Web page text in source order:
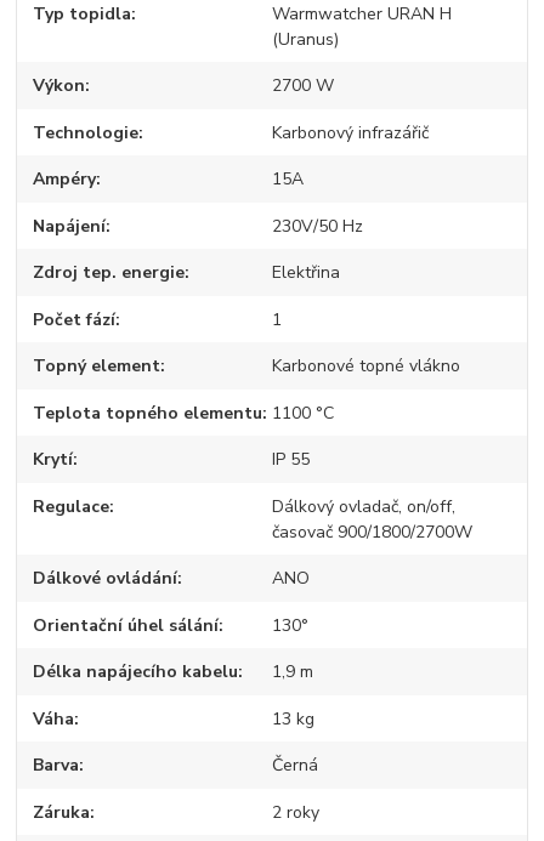
Typ topidla
Warmwatcher URAN H
(Uranus)
Výkon 2700 W
Technologie Karbonový infrazářič
Ampéry 15A
Napájení 230V/50 Hz
Zdroj tep. energie Elektřina
Počet fází 1
Topný element Karbonové topné vlákno
Teplota topného elementu 1100 °C
Krytí IP 55
Regulace
Dálkový ovladač, on/off,
časovač 900/1800/2700W
Dálkové ovládání ANO
Orientační úhel sálání 130°
Délka napájecího kabelu 1,9 m
Váha 13 kg
Barva Černá
Záruka 2 roky